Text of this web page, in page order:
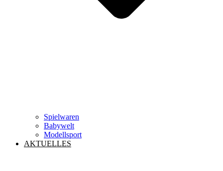
Spielwaren
Babywelt
Modellsport
AKTUELLES